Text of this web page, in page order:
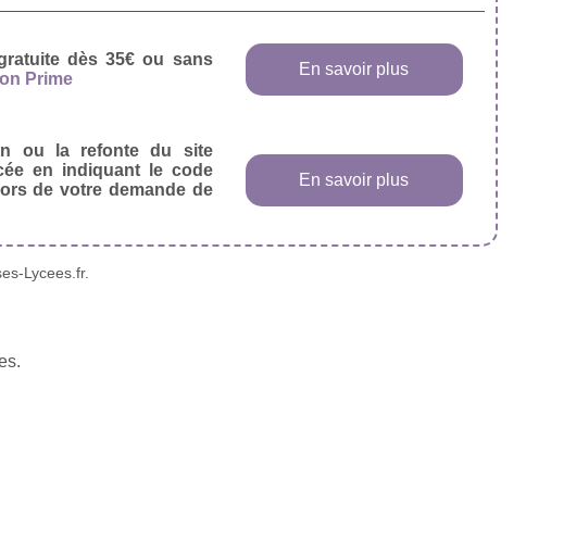
dès 35€ ou sans
Prime
En savoir plus
ou la refonte du site
en indiquant le code
de votre demande de
En savoir plus
Lycees.fr.